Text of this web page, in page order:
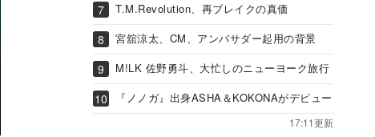
T.M.Revolution、再ブレイクの真価
宮舘涼太、CM、アンバサダー起用の背景
M!LK 佐野勇斗、大忙しのニューヨーク旅行
『ノノガ』出身ASHA＆KOKONAがデビュー
17:11更新